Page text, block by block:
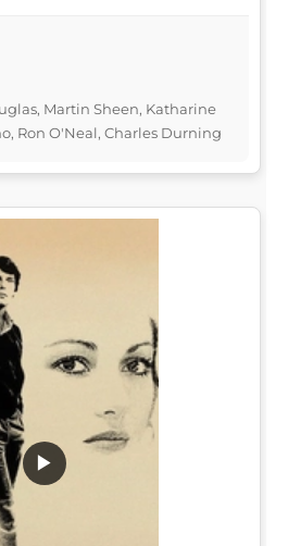
Martin Sheen, Katharine
Ron O'Neal, Charles Durning
▶